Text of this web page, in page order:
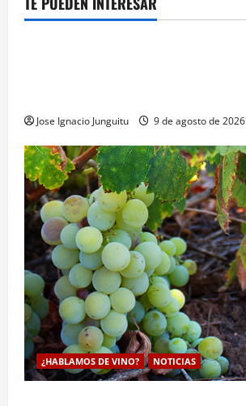
¿HABLAMOS DE VINO? NOTICIAS
Jose Ignacio Junguitu 9 de agosto de 2026
¿HABLAMOS DE VINO? NOTICIAS